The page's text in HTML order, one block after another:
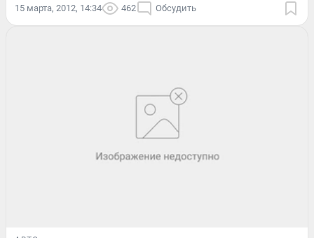
15 марта, 2012, 14:34 462 Обсудить